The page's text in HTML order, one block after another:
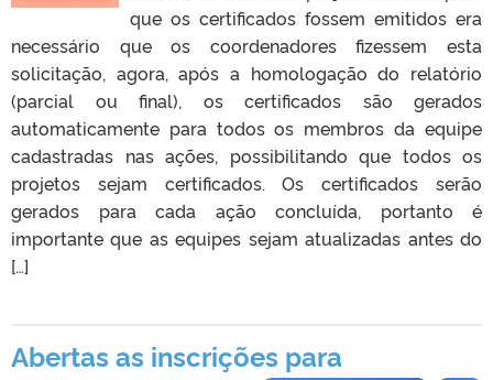
que os certificados fossem emitidos era
necessário que os coordenadores fizessem esta
solicitação, agora, após a homologação do relatório
(parcial ou final), os certificados são gerados
automaticamente para todos os membros da equipe
cadastradas nas ações, possibilitando que todos os
projetos sejam certificados. Os certificados serão
gerados para cada ação concluída, portanto é
importante que as equipes sejam atualizadas antes do
[…]
Abertas as inscrições para